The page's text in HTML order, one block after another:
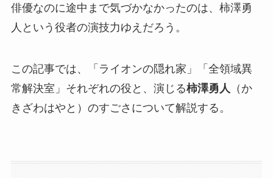
俳優なのに途中まで気づかなかったのは、柿澤勇
人という役者の演技力ゆえだろう。
この記事では、「ライオンの隠れ家」「全領域異
常解決室」それぞれの役と、演じる柿澤勇人
（か
きざわはやと）のすごさについて解説する。